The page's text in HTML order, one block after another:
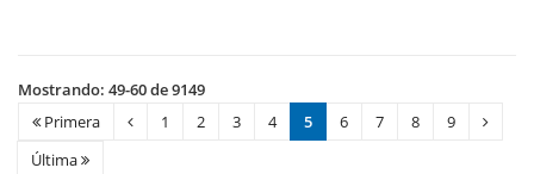
Mostrando: 49-60 de 9149
Primera
1 2 3 4 5 6 7 8
9
Última